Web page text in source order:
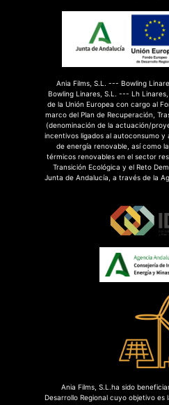
Ania Films, S.L. --- Bowling
Bowling Linares, S.L. --- Lh
de la Unión Europea con cargo al
marco del Plan de Recuperación,
(denominación de la actuación/
incentivos ligados al autoconsumo
de energía renovable, así como
térmicos renovables en el sector
Transición Ecológica y el Reto
Junta de Andalucía, a través de la
Ania Films, S.L.ha sido
Desarrollo Regional cuyo objetivo